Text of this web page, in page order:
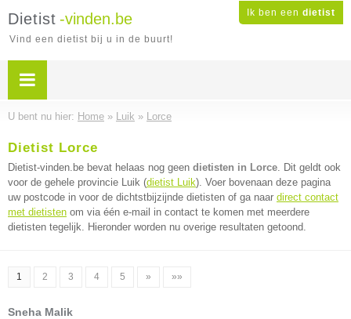
Ik ben een dietist
Dietist -vinden.be
Vind een dietist bij u in de buurt!
U bent nu hier: Home » Luik » Lorce
Dietist Lorce
Dietist-vinden.be bevat helaas nog geen dietisten in Lorce. Dit geldt ook
voor de gehele provincie Luik (dietist Luik). Voer bovenaan deze pagina
uw postcode in voor de dichtstbijzijnde dietisten of ga naar direct contact
met dietisten om via één e-mail in contact te komen met meerdere
dietisten tegelijk. Hieronder worden nu overige resultaten getoond.
1 2 3 4 5 » »»
Sneha Malik